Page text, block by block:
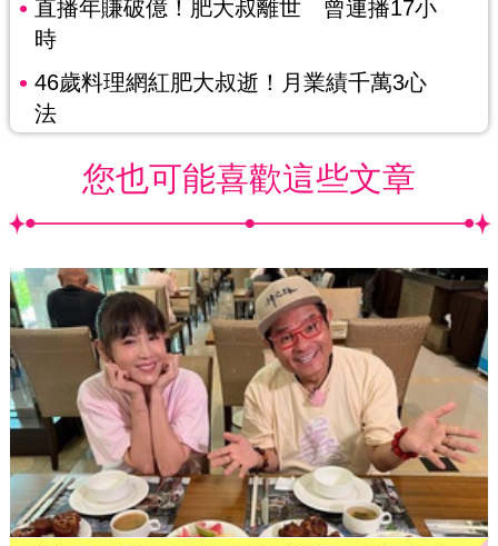
直播年賺破億！肥大叔離世 曾連播17小
時
46歲料理網紅肥大叔逝！月業績千萬3心
法
您也可能喜歡這些文章